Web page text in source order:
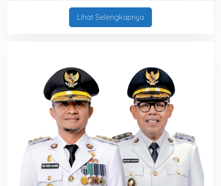
Lihat Selengkapnya